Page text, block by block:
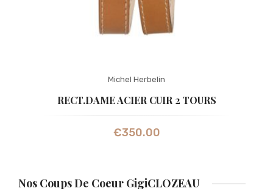
Michel Herbelin
RECT.DAME ACIER CUIR 2 TOURS
€350.00
Nos Coups De Coeur GigiCLOZEAU